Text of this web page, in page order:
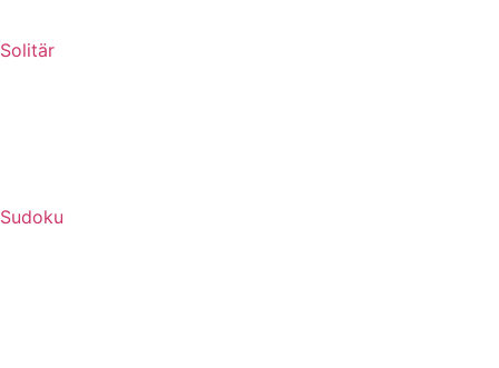
Solitär
Sudoku